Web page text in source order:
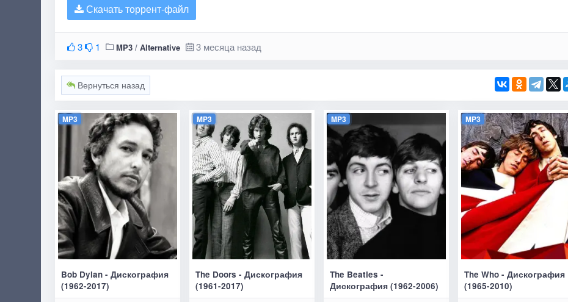
Скачать торрент-файл
3 1 MP3/ Alternative 3 месяца назад
Вернуться назад
MP3
Bob Dylan - Дискография
(1962-2017)
MP3
The Doors - Дискография
(1961-2017)
MP3
The Beatles -
Дискография (1962-2006)
MP3
The Who - Дискография
(1965-2010)